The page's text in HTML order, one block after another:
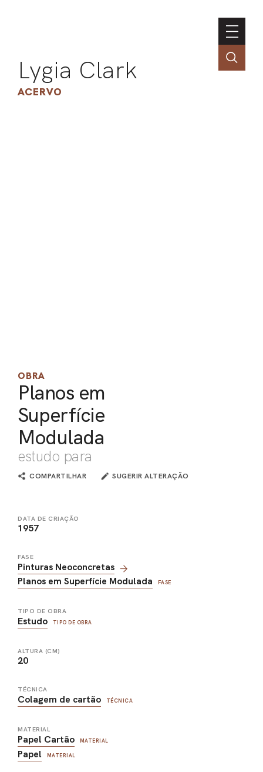
Lygia Clark
ACERVO
OBRA
Planos em
Superfície
Modulada
estudo para
COMPARTILHAR SUGERIR ALTERAÇÃO
DATA DE CRIAÇÃO
1957
FASE
Pinturas Neoconcretas
Planos em Superfície Modulada
FASE
TIPO DE OBRA
Estudo TIPO DE OBRA
ALTURA (CM)
20
TÉCNICA
Colagem de cartão TÉCNICA
MATERIAL
Papel Cartão MATERIAL
Papel MATERIAL